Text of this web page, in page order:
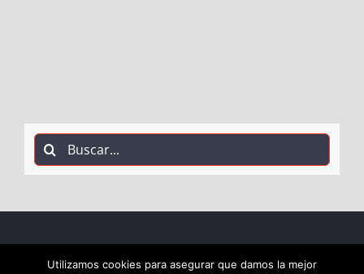
Buscar:
COPYRIGHT 2018 Socialistas de Alcalá PSOE ALCALÁ |
Utilizamos cookies para asegurar que damos la mejor